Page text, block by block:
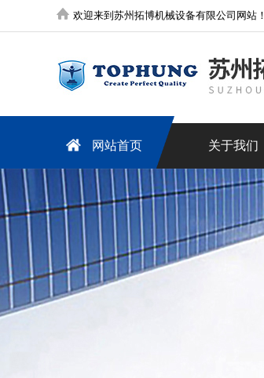
欢迎来到苏州拓博机械设备有限公司网站！
网站首页 关于我们